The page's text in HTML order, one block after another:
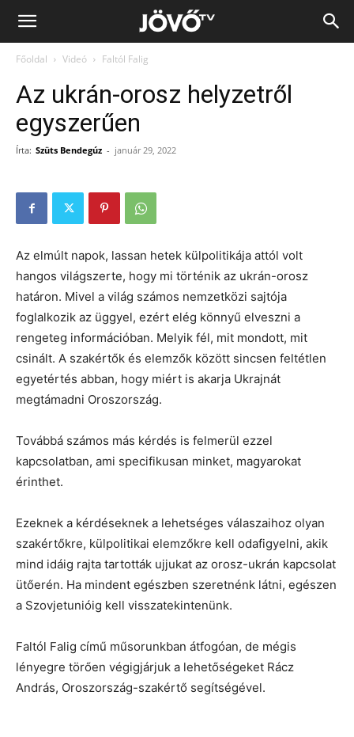
Jövő
Főoldal Videó Faltól Falig
Az ukrán-orosz helyzetről
egyszerűen
Írta: Szüts Bendegúz - január 29, 2022
Az elmúlt napok, lassan hetek külpolitikája attól volt
hangos világszerte, hogy mi történik az ukrán-orosz
határon. Mivel a világ számos nemzetközi sajtója
foglalkozik az üggyel, ezért elég könnyű elveszni a
rengeteg információban. Melyik fél, mit mondott, mit
csinált. A szakértők és elemzők között sincsen feltétlen
egyetértés abban, hogy miért is akarja Ukrajnát
megtámadni Oroszország.
Továbbá számos más kérdés is felmerül ezzel
kapcsolatban, ami specifikusan minket, magyarokat
érinthet.
Ezeknek a kérdéseknek a lehetséges válaszaihoz olyan
szakértőkre, külpolitikai elemzőkre kell odafigyelni, akik
mind idáig rajta tartották ujjukat az orosz-ukrán kapcsolat
ütőerén. Ha mindent egészben szeretnénk látni, egészen
a Szovjetunióig kell visszatekintenünk.
Faltól Falig című műsorunkban átfogóan, de mégis
lényegre törően végigjárjuk a lehetőségeket Rácz
András, Oroszország-szakértő segítségével.